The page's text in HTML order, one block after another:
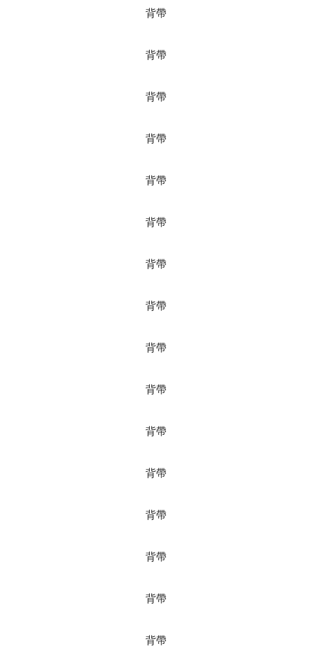
背帶
背帶
背帶
背帶
背帶
背帶
背帶
背帶
背帶
背帶
背帶
背帶
背帶
背帶
背帶
背帶